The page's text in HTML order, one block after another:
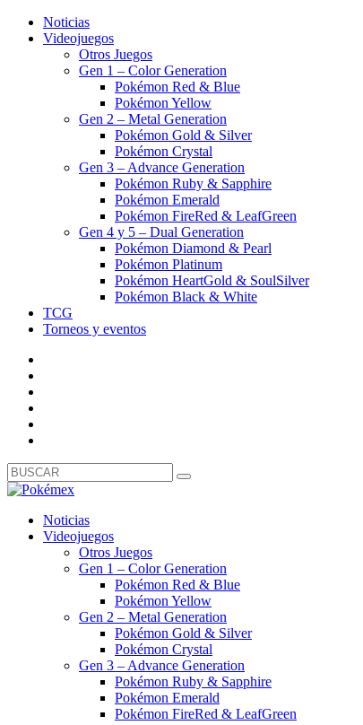
Noticias
Videojuegos
Otros Juegos
Gen 1 – Color Generation
Pokémon Red & Blue
Pokémon Yellow
Gen 2 – Metal Generation
Pokémon Gold & Silver
Pokémon Crystal
Gen 3 – Advance Generation
Pokémon Ruby & Sapphire
Pokémon Emerald
Pokémon FireRed & LeafGreen
Gen 4 y 5 – Dual Generation
Pokémon Diamond & Pearl
Pokémon Platinum
Pokémon HeartGold & SoulSilver
Pokémon Black & White
TCG
Torneos y eventos
Noticias
Videojuegos
Otros Juegos
Gen 1 – Color Generation
Pokémon Red & Blue
Pokémon Yellow
Gen 2 – Metal Generation
Pokémon Gold & Silver
Pokémon Crystal
Gen 3 – Advance Generation
Pokémon Ruby & Sapphire
Pokémon Emerald
Pokémon FireRed & LeafGreen